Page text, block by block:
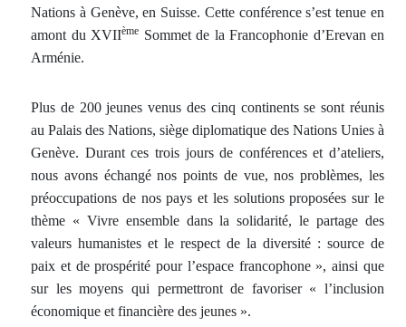
Nations à Genève, en Suisse. Cette conférence s’est tenue en
amont du XVIIème Sommet de la Francophonie d’Erevan en
Arménie.
Plus de 200 jeunes venus des cinq continents se sont réunis
au Palais des Nations, siège diplomatique des Nations Unies à
Genève. Durant ces trois jours de conférences et d’ateliers,
nous avons échangé nos points de vue, nos problèmes, les
préoccupations de nos pays et les solutions proposées sur le
thème « Vivre ensemble dans la solidarité, le partage des
valeurs humanistes et le respect de la diversité : source de
paix et de prospérité pour l’espace francophone », ainsi que
sur les moyens qui permettront de favoriser « l’inclusion
économique et financière des jeunes ».